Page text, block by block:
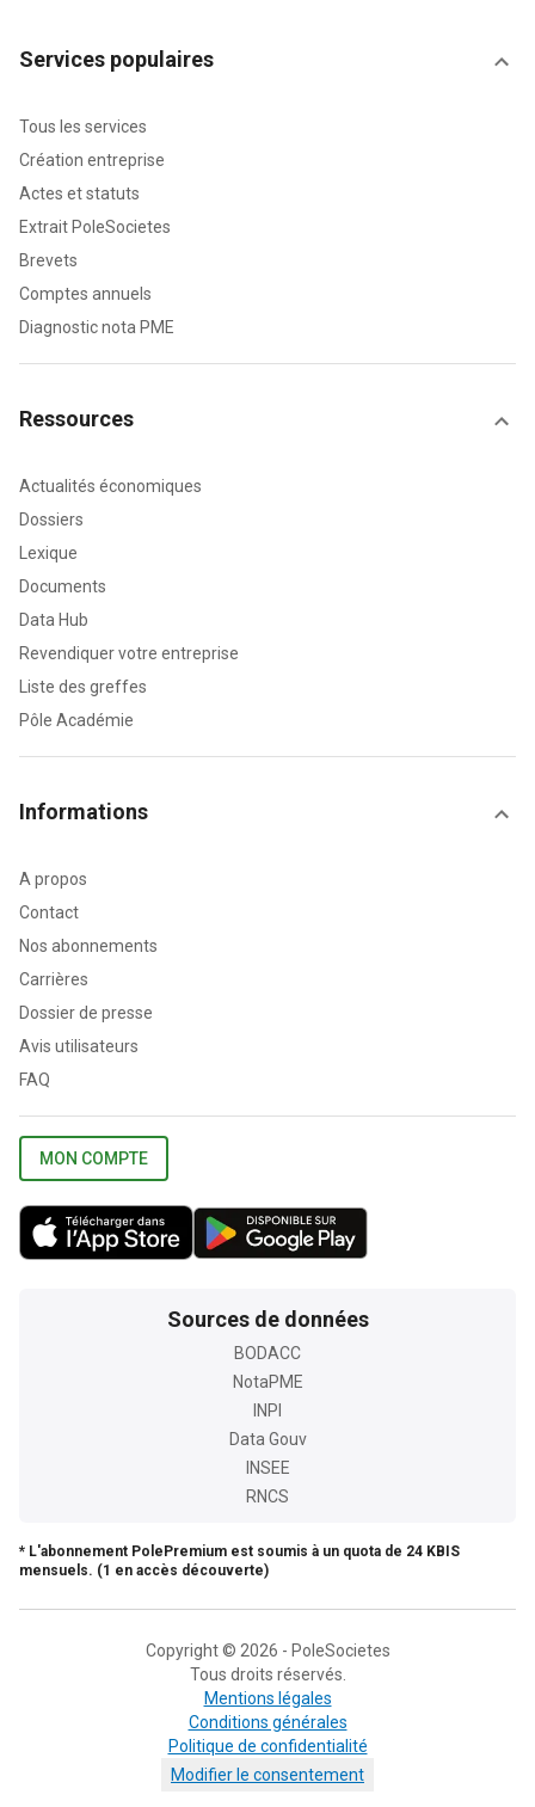
Services populaires
Tous les services
Création entreprise
Actes et statuts
Extrait PoleSocietes
Brevets
Comptes annuels
Diagnostic nota PME
Ressources
Actualités économiques
Dossiers
Lexique
Documents
Data Hub
Revendiquer votre entreprise
Liste des greffes
Pôle Académie
Informations
A propos
Contact
Nos abonnements
Carrières
Dossier de presse
Avis utilisateurs
FAQ
MON COMPTE
Sources de données
BODACC
NotaPME
INPI
Data Gouv
INSEE
RNCS
* L'abonnement PolePremium est soumis à un quota de 24 KBIS
mensuels. (1 en accès découverte)
Copyright © 2026 - PoleSocietes
Tous droits réservés.
Mentions légales
Conditions générales
Politique de confidentialité
Modifier le consentement